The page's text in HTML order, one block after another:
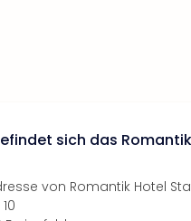
sich das
von Romantik Hotel